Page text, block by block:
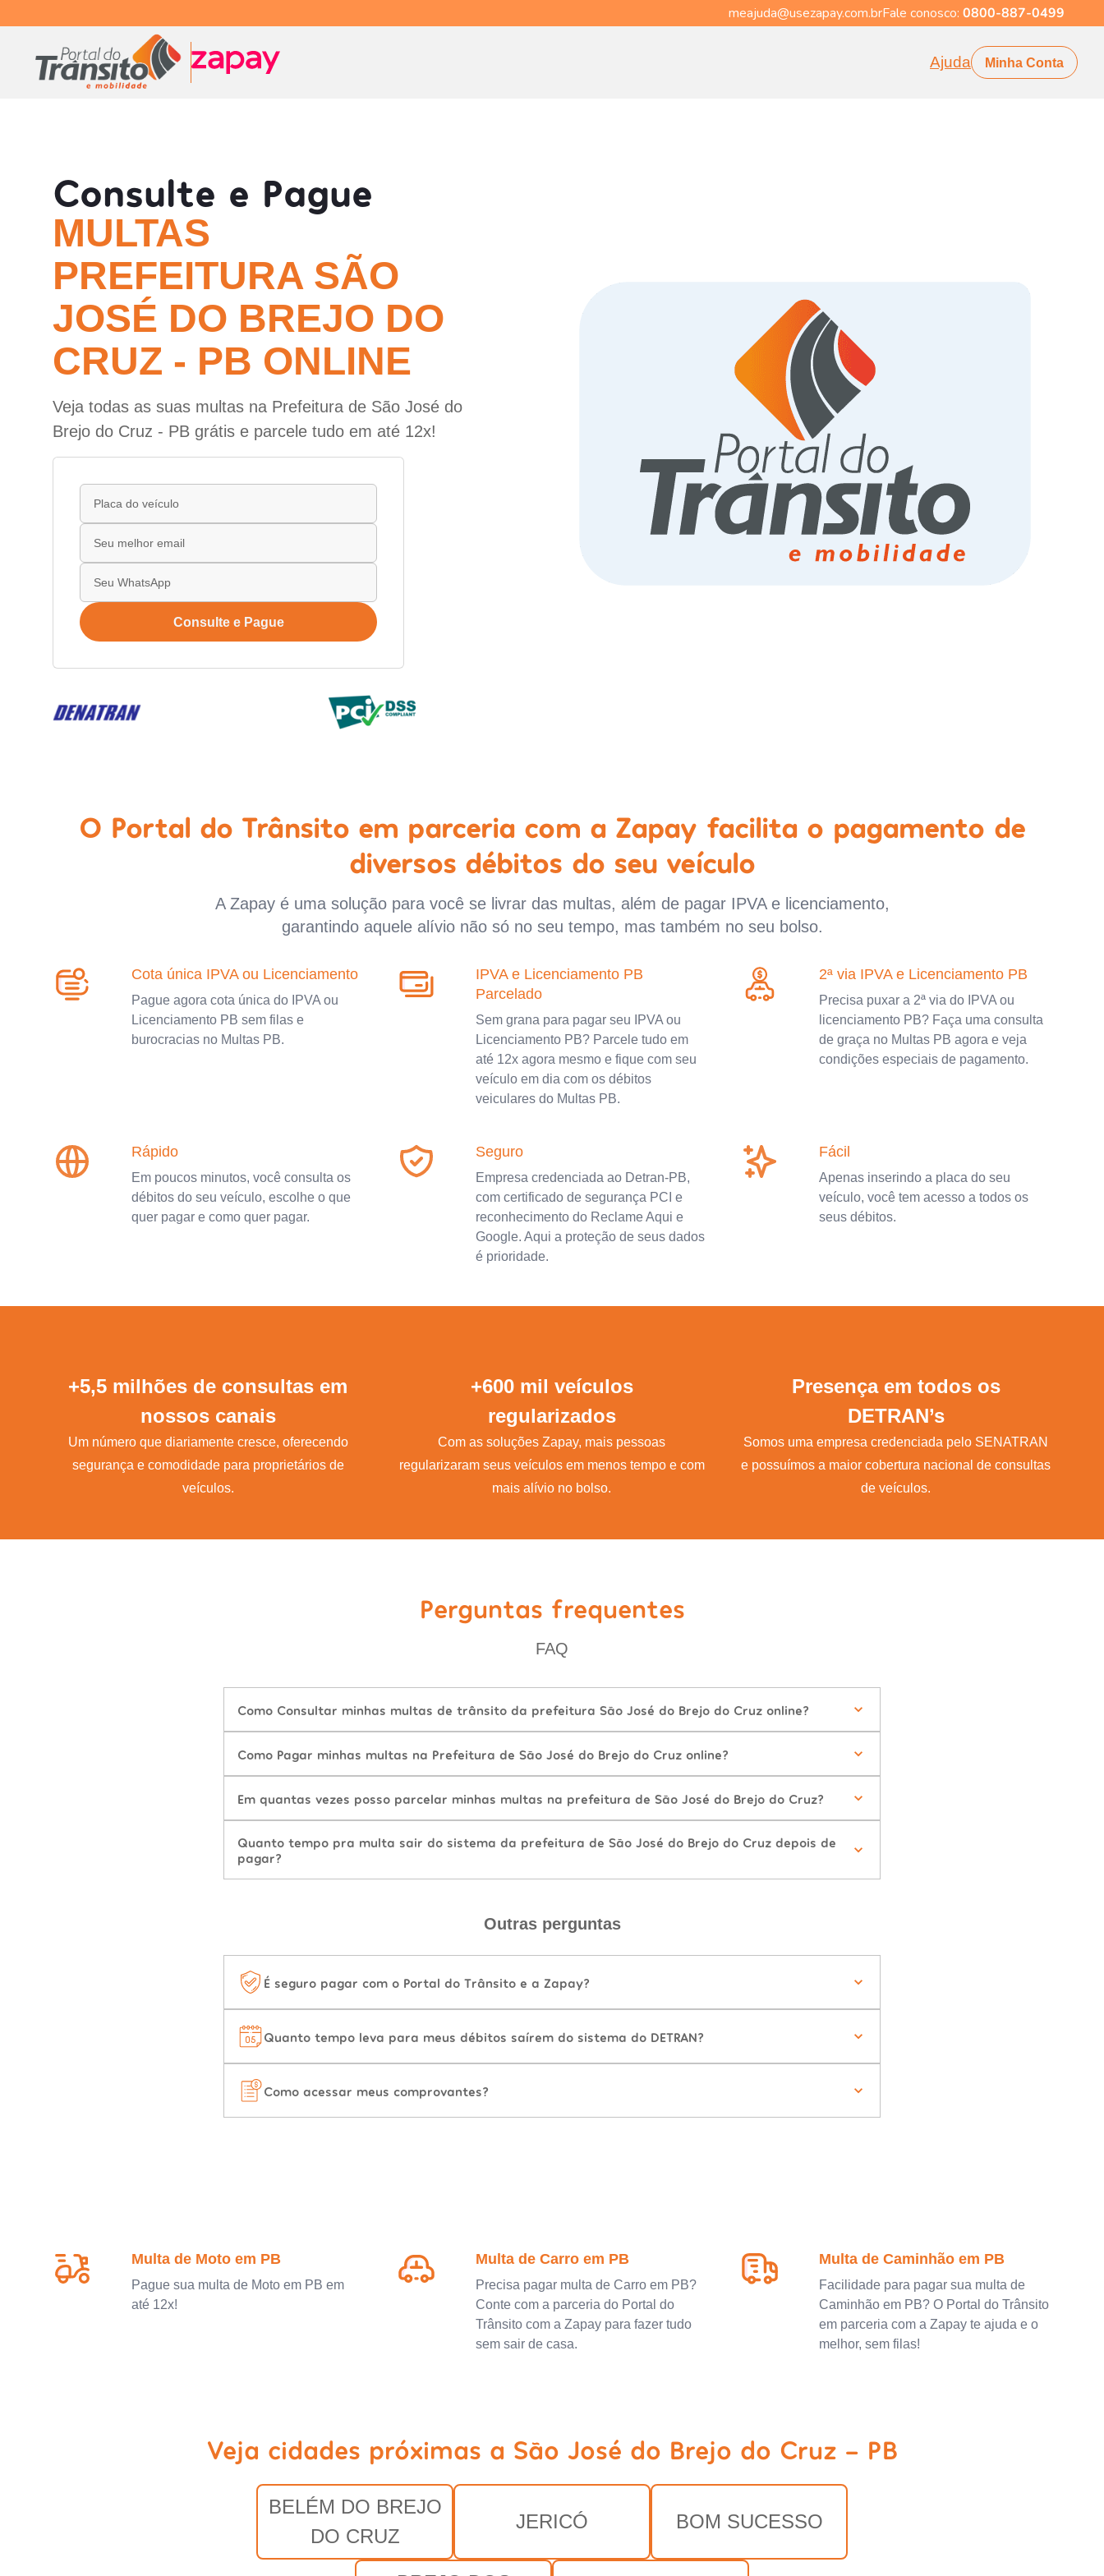
meajuda@usezapay.com.brFale conosco: 0800-887-0499
Ajuda Minha Conta
Consulte e Pague
MULTAS
PREFEITURA SÃO
JOSÉ DO BREJO DO
CRUZ - PB ONLINE
Veja todas as suas multas na Prefeitura de São José do
Brejo do Cruz - PB grátis e parcele tudo em até 12x!
Consulte e Pague
O Portal do Trânsito em parceria com a Zapay facilita o pagamento de
diversos débitos do seu veículo
A Zapay é uma solução para você se livrar das multas, além de pagar IPVA e licenciamento,
garantindo aquele alívio não só no seu tempo, mas também no seu bolso.
Cota única IPVA ou Licenciamento
Pague agora cota única do IPVA ou
Licenciamento PB sem filas e
burocracias no Multas PB.
IPVA e Licenciamento PB
Parcelado
Sem grana para pagar seu IPVA ou
Licenciamento PB? Parcele tudo em
até 12x agora mesmo e fique com seu
veículo em dia com os débitos
veiculares do Multas PB.
2ª via IPVA e Licenciamento PB
Precisa puxar a 2ª via do IPVA ou
licenciamento PB? Faça uma consulta
de graça no Multas PB agora e veja
condições especiais de pagamento.
Rápido
Em poucos minutos, você consulta os
débitos do seu veículo, escolhe o que
quer pagar e como quer pagar.
Seguro
Empresa credenciada ao Detran-PB,
com certificado de segurança PCI e
reconhecimento do Reclame Aqui e
Google. Aqui a proteção de seus dados
é prioridade.
Fácil
Apenas inserindo a placa do seu
veículo, você tem acesso a todos os
seus débitos.
+5,5 milhões de consultas em
nossos canais
Um número que diariamente cresce, oferecendo
segurança e comodidade para proprietários de
veículos.
+600 mil veículos
regularizados
Com as soluções Zapay, mais pessoas
regularizaram seus veículos em menos tempo e com
mais alívio no bolso.
Presença em todos os
DETRAN’s
Somos uma empresa credenciada pelo SENATRAN
e possuímos a maior cobertura nacional de consultas
de veículos.
Perguntas frequentes
FAQ
Como Consultar minhas multas de trânsito da prefeitura São José do Brejo do Cruz online?
Como Pagar minhas multas na Prefeitura de São José do Brejo do Cruz online?
Em quantas vezes posso parcelar minhas multas na prefeitura de São José do Brejo do Cruz?
Quanto tempo pra multa sair do sistema da prefeitura de São José do Brejo do Cruz depois de
pagar?
Outras perguntas
É seguro pagar com o Portal do Trânsito e a Zapay?
Quanto tempo leva para meus débitos saírem do sistema do DETRAN?
Como acessar meus comprovantes?
Multa de Moto em PB
Pague sua multa de Moto em PB em
até 12x!
Multa de Carro em PB
Precisa pagar multa de Carro em PB?
Conte com a parceria do Portal do
Trânsito com a Zapay para fazer tudo
sem sair de casa.
Multa de Caminhão em PB
Facilidade para pagar sua multa de
Caminhão em PB? O Portal do Trânsito
em parceria com a Zapay te ajuda e o
melhor, sem filas!
Veja cidades próximas a São José do Brejo do Cruz - PB
BELÉM DO BREJO
DO CRUZ
JERICÓ BOM SUCESSO